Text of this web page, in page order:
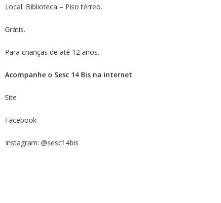
Local: Biblioteca – Piso térreo.
Grátis.
Para crianças de até 12 anos.
Acompanhe o Sesc 14 Bis na internet
Site
Facebook
Instagram: @sesc14bis